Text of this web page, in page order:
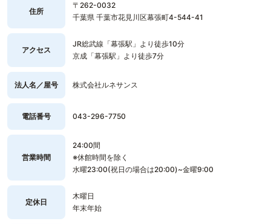
住所
〒262-0032
千葉県 千葉市花見川区幕張町4-544-41
アクセス
JR総武線「幕張駅」より徒歩10分
京成「幕張駅」より徒歩7分
法人名／屋号 株式会社ルネサンス
電話番号 043-296-7750
営業時間
24:00間
※休館時間を除く
水曜23:00(祝日の場合は20:00)~金曜9:00
定休日
木曜日
年末年始